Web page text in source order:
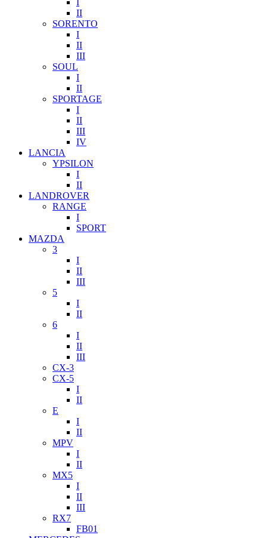
I
II
SORENTO
I
II
III
SOUL
I
II
SPORTAGE
I
II
III
IV
LANCIA
YPSILON
I
II
LANDROVER
RANGE
I
SPORT
MAZDA
3
I
II
III
5
I
II
6
I
II
III
CX-3
CX-5
I
II
E
I
II
MPV
I
II
MX5
I
II
III
RX7
FB01